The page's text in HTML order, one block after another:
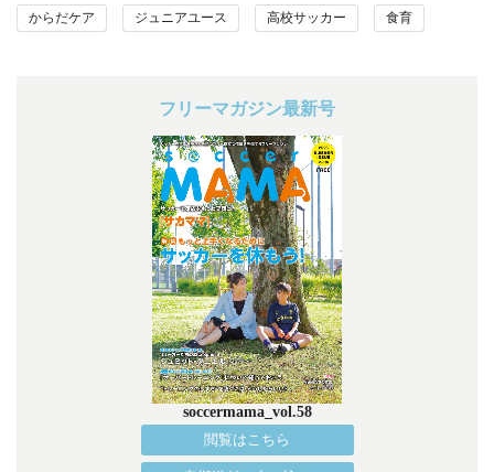
からだケア ジュニアユース 高校サッカー 食育
フリーマガジン最新号
soccermama_vol.58
閲覧はこちら